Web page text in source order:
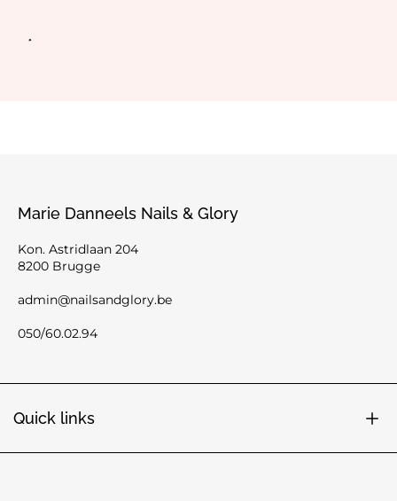
Marie Danneels Nails & Glory
Kon. Astridlaan 204
8200 Brugge
admin@nailsandglory.be
050/60.02.94
Quick links